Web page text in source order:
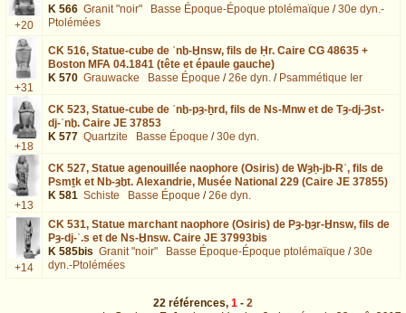
+20
K 566 Granit "noir" Basse Époque-Époque ptolémaïque /30e dyn.-
Ptolémées
+31
CK 516, Statue-cube de ʿnḫ-Ḫnsw, fils de Ḥr. Caire CG 48635 +
Boston MFA 04.1841 (tête et épaule gauche)
K 570 Grauwacke Basse Époque /26e dyn. / Psammétique Ier
+18
CK 523, Statue-cube de ʿnḫ-pȝ-ẖrd, fils de Ns-Mnw et de Tȝ-dj-Ȝst-
dj-ʿnḫ. Caire JE 37853
K 577 Quartzite Basse Époque /30e dyn.
+13
CK 527, Statue agenouillée naophore (Osiris) de Wȝḥ-jb-Rʿ, fils de
Psmṯk et Nb-ȝḫt. Alexandrie, Musée National 229 (Caire JE 37855)
K 581 Schiste Basse Époque /26e dyn.
+14
CK 531, Statue marchant naophore (Osiris) de Pȝ-ḫȝr-Ḫnsw, fils de
Pȝ-dj-ʿ.s et de Ns-Ḫnsw. Caire JE 37993bis
K 585bis Granit "noir" Basse Époque-Époque ptolémaïque /30e
dyn.-Ptolémées
22 références, 1 - 2